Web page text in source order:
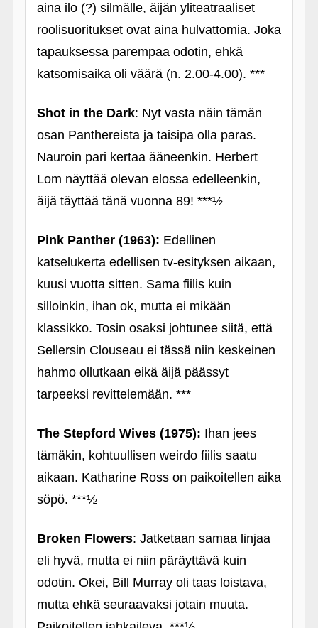
aina ilo (?) silmälle, äijän yliteatraaliset
roolisuoritukset ovat aina hulvattomia. Joka
tapauksessa parempaa odotin, ehkä
katsomisaika oli väärä (n. 2.00-4.00). ***
Shot in the Dark: Nyt vasta näin tämän
osan Panthereista ja taisipa olla paras.
Nauroin pari kertaa ääneenkin. Herbert
Lom näyttää olevan elossa edelleenkin,
äijä täyttää tänä vuonna 89! ***½
Pink Panther (1963): Edellinen
katselukerta edellisen tv-esityksen aikaan,
kuusi vuotta sitten. Sama fiilis kuin
silloinkin, ihan ok, mutta ei mikään
klassikko. Tosin osaksi johtunee siitä, että
Sellersin Clouseau ei tässä niin keskeinen
hahmo ollutkaan eikä äijä päässyt
tarpeeksi revittelemään. ***
The Stepford Wives (1975): Ihan jees
tämäkin, kohtuullisen weirdo fiilis saatu
aikaan. Katharine Ross on paikoitellen aika
söpö. ***½
Broken Flowers: Jatketaan samaa linjaa
eli hyvä, mutta ei niin päräyttävä kuin
odotin. Okei, Bill Murray oli taas loistava,
mutta ehkä seuraavaksi jotain muuta.